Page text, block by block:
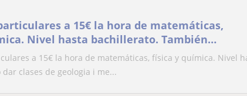
a 15€ la hora de matemáticas,
Nivel hasta bachillerato. También
de geologia i medio amb
a 15€ la hora de matemáticas, física y química. Nivel
clases de geologia i me...